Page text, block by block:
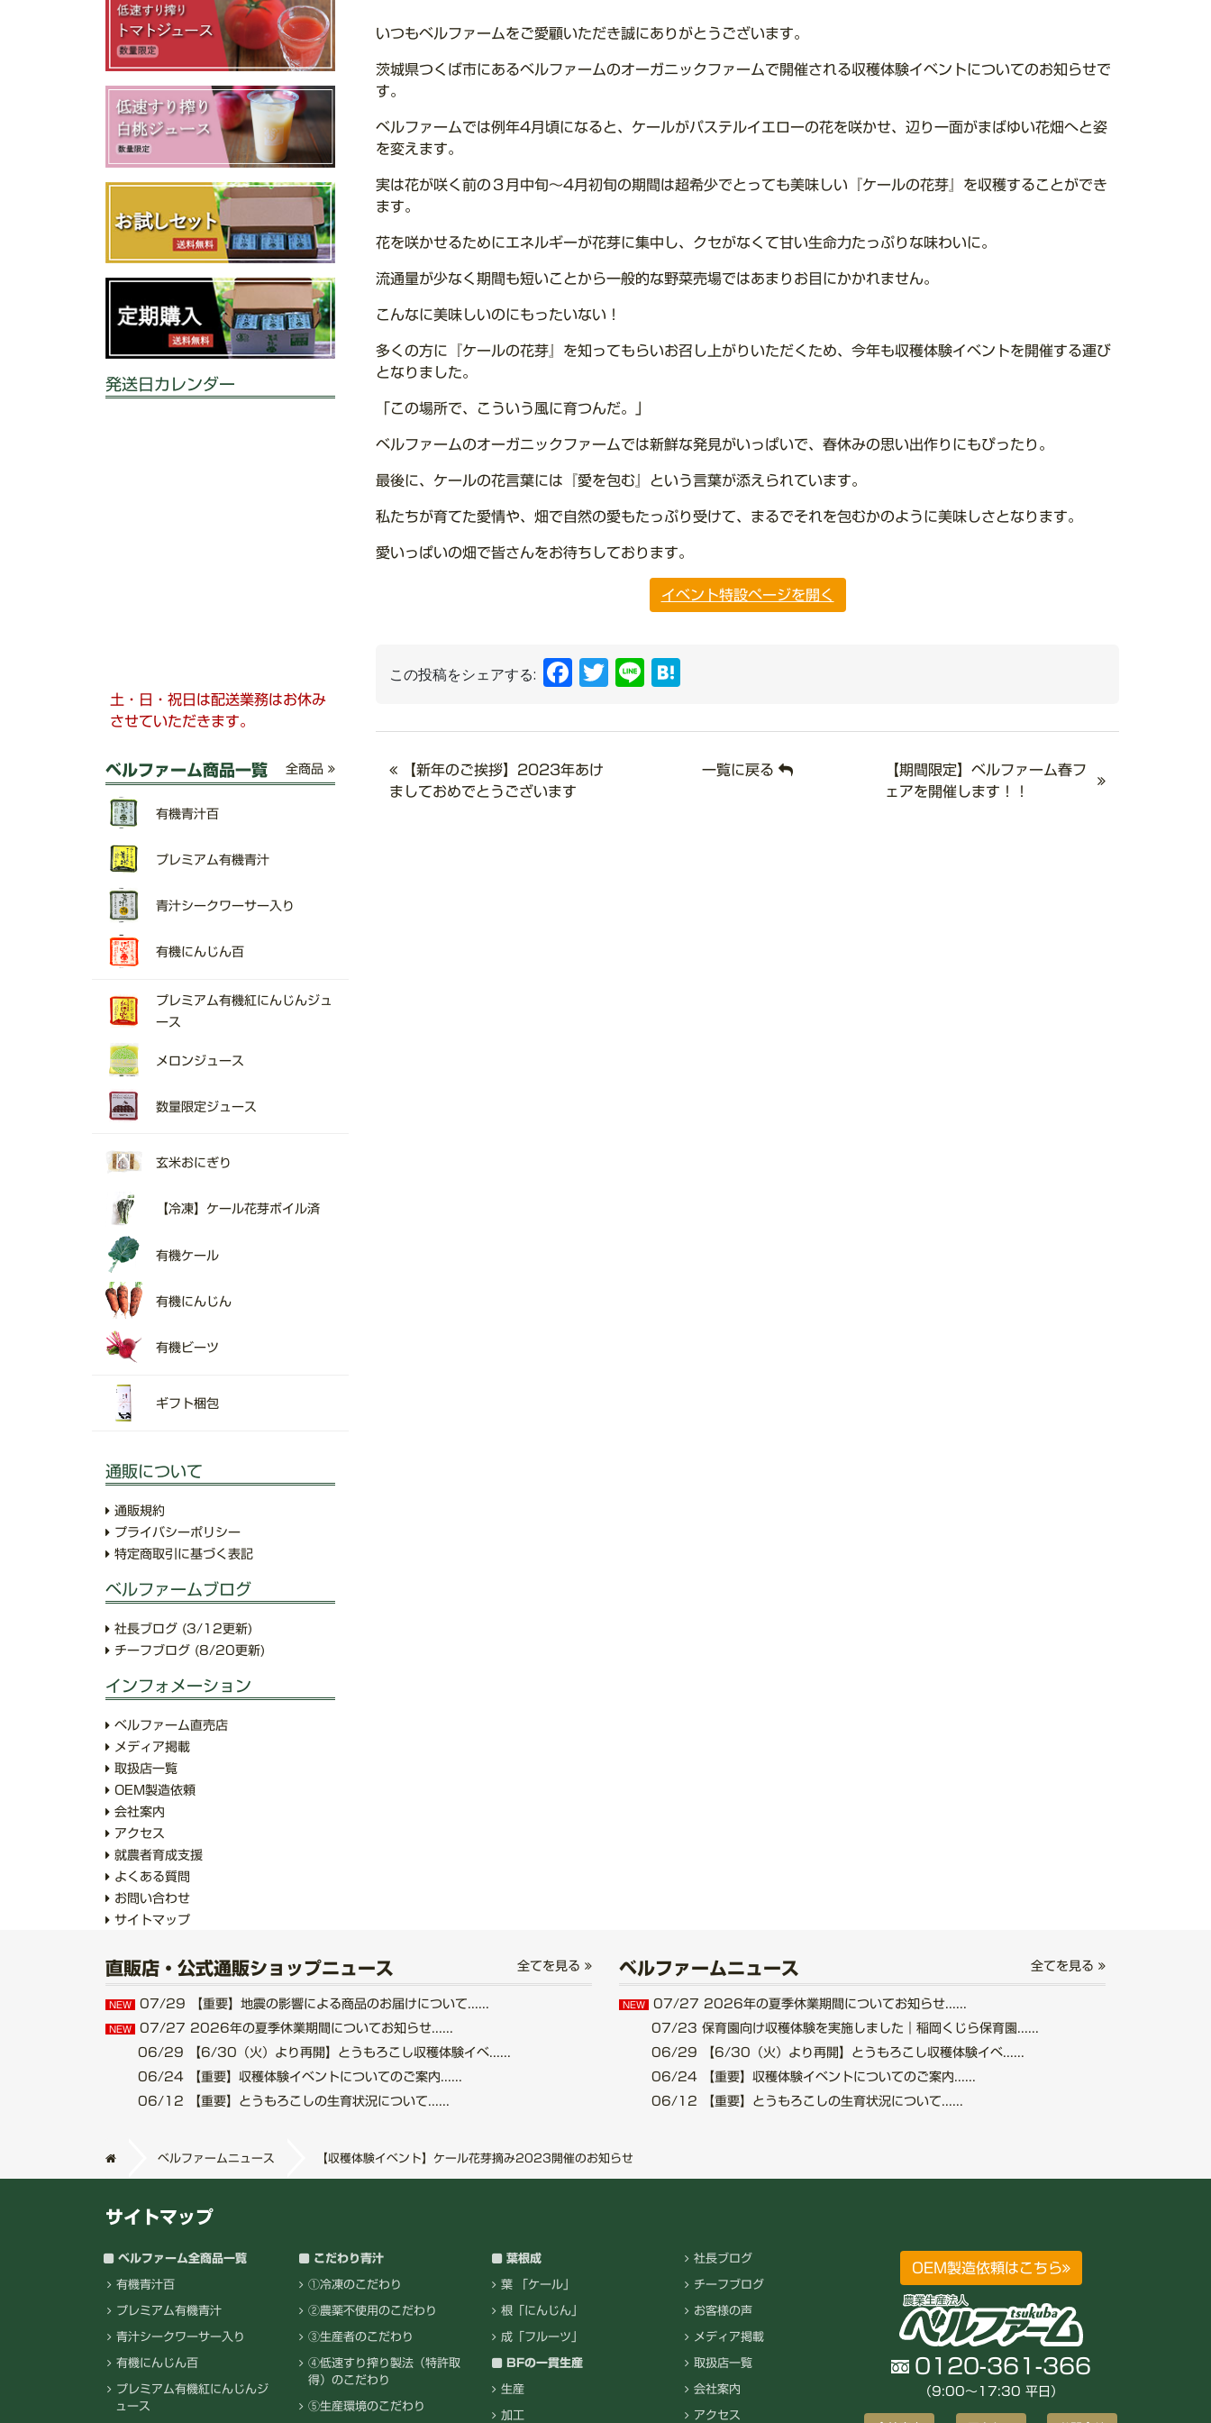
発送日カレンダー
土・日・祝日は配送業務はお休み
させていただきます。
ベルファーム商品一覧 全商品
有機青汁百
プレミアム有機青汁
青汁シークワーサー入り
有機にんじん百
プレミアム有機紅にんじんジュ
ース
メロンジュース
数量限定ジュース
玄米おにぎり
【冷凍】ケール花芽ボイル済
有機ケール
有機にんじん
有機ビーツ
ギフト梱包
通販について
通販規約
プライバシーポリシー
特定商取引に基づく表記
ベルファームブログ
社長ブログ (3/12更新)
チーフブログ (8/20更新)
インフォメーション
ベルファーム直売店
メディア掲載
取扱店一覧
OEM製造依頼
会社案内
アクセス
就農者育成支援
よくある質問
お問い合わせ
サイトマップ
いつもベルファームをご愛顧いただき誠にありがとうございます。
茨城県つくば市にあるベルファームのオーガニックファームで開催される収穫体験イベントについてのお知らせで
す。
ベルファームでは例年4月頃になると、ケールがパステルイエローの花を咲かせ、辺り一面がまばゆい花畑へと姿
を変えます。
実は花が咲く前の３月中旬～4月初旬の期間は超希少でとっても美味しい『ケールの花芽』を収穫することができ
ます。
花を咲かせるためにエネルギーが花芽に集中し、クセがなくて甘い生命力たっぷりな味わいに。
流通量が少なく期間も短いことから一般的な野菜売場ではあまりお目にかかれません。
こんなに美味しいのにもったいない！
多くの方に『ケールの花芽』を知ってもらいお召し上がりいただくため、今年も収穫体験イベントを開催する運び
となりました。
「この場所で、こういう風に育つんだ。」
ベルファームのオーガニックファームでは新鮮な発見がいっぱいで、春休みの思い出作りにもぴったり。
最後に、ケールの花言葉には『愛を包む』という言葉が添えられています。
私たちが育てた愛情や、畑で自然の愛もたっぷり受けて、まるでそれを包むかのように美味しさとなります。
愛いっぱいの畑で皆さんをお待ちしております。
イベント特設ページを開く
この投稿をシェアする: Facebook
Twitter
Line
【新年のご挨拶】2023年あけ
ましておめでとうございます
一覧に戻る
【期間限定】ベルファーム春フ
ェアを開催します！！
直販店・公式通販ショップニュース 全てを見る
NEW 07/29 【重要】地震の影響による商品のお届けについて......
NEW 07/27 2026年の夏季休業期間についてお知らせ......
06/29 【6/30（火）より再開】とうもろこし収穫体験イベ......
06/24 【重要】収穫体験イベントについてのご案内......
06/12 【重要】とうもろこしの生育状況について......
ベルファームニュース 全てを見る
NEW 07/27 2026年の夏季休業期間についてお知らせ......
07/23 保育園向け収穫体験を実施しました｜稲岡くじら保育園......
06/29 【6/30（火）より再開】とうもろこし収穫体験イベ......
06/24 【重要】収穫体験イベントについてのご案内......
06/12 【重要】とうもろこしの生育状況について......
ベルファームニュース 【収穫体験イベント】ケール花芽摘み2023開催のお知らせ
サイトマップ
ベルファーム全商品一覧
有機青汁百
プレミアム有機青汁
青汁シークワーサー入り
有機にんじん百
プレミアム有機紅にんじんジ
ュース
こだわり青汁
①冷凍のこだわり
②農薬不使用のこだわり
③生産者のこだわり
④低速すり搾り製法（特許取
得）のこだわり
⑤生産環境のこだわり
葉根成
葉 「ケール」
根「にんじん」
成「フルーツ」
BFの一貫生産
生産
加工
社長ブログ
チーフブログ
お客様の声
メディア掲載
取扱店一覧
会社案内
アクセス
OEM製造依頼はこちら
0120-361-366
（9:00〜17:30 平日）